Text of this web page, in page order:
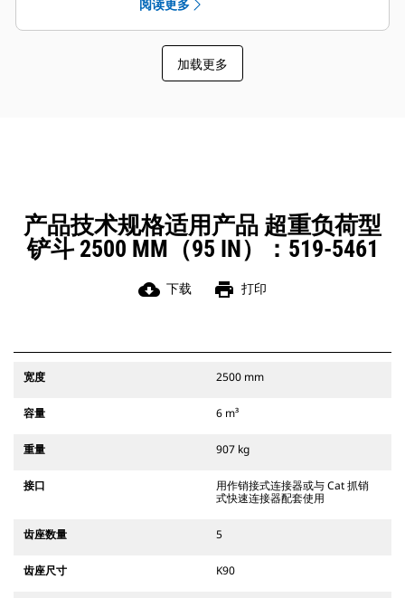
能铲斗具有凹形销，可增强挖掘力，
且与 Cat 抓销式快速连接器配合使用
时可缩短铲斗的循环时间。
Cat 抓销式快速连接器还支持操作员以
反转位置提起铲斗，从而轻松清理和
此外还提供挖渠宽度连接器。
与 CW 专用连接器系统兼容的附件使
用固定式快速连接器铰链。CW 专用连
接器具有楔形锁定系统，可确保附件
牢固。
CW 专用连接器适用于所有履带式和轮
阅读更多
加载更多
产品技术规格适用产品 超重负荷型
铲斗 2500 MM（95 IN）：519-5461
cloud_download 下载 print 打印
宽度 2500 mm
容量 6 m³
重量 907 kg
接口
用作销接式连接器或与 Cat 抓销
式快速连接器配套使用
齿座数量 5
齿座尺寸 K90